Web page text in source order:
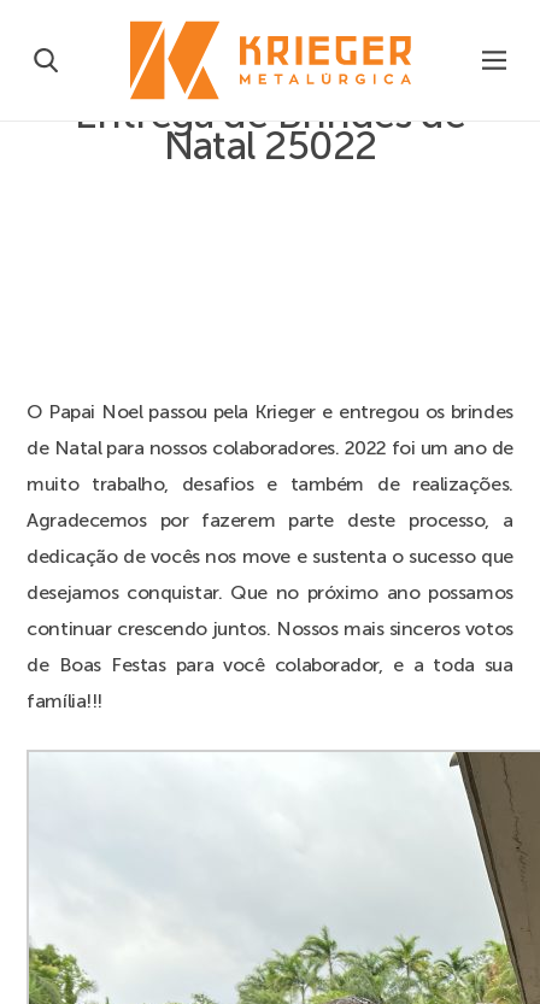
Entrega de Brindes de
Natal 25022
O Papai Noel passou pela Krieger e entregou os brindes
de Natal para nossos colaboradores. 2022 foi um ano de
muito trabalho, desafios e também de realizações.
Agradecemos por fazerem parte deste processo, a
dedicação de vocês nos move e sustenta o sucesso que
desejamos conquistar. Que no próximo ano possamos
continuar crescendo juntos. Nossos mais sinceros votos
de Boas Festas para você colaborador, e a toda sua
família!!!